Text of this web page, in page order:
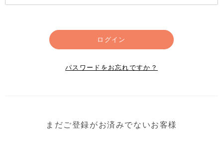
ログイン
パスワードをお忘れですか？
まだご登録がお済みでないお客様